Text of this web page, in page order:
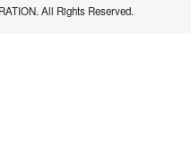
の取り扱いについて